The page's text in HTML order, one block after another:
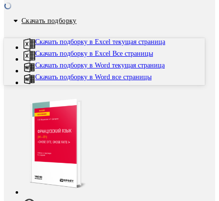
Скачать подборку
Скачать подборку в Excel текущая страница
Скачать подборку в Excel Все страницы
Скачать подборку в Word текущая страница
Скачать подборку в Word все страницы